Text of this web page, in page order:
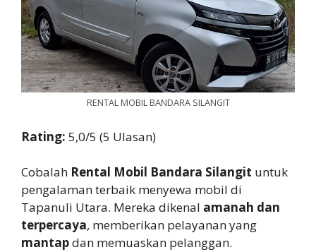
RENTAL MOBIL BANDARA SILANGIT
Rating: 5,0/5 (5 Ulasan)
Cobalah Rental Mobil Bandara Silangit untuk
pengalaman terbaik menyewa mobil di
Tapanuli Utara. Mereka dikenal amanah dan
terpercaya, memberikan pelayanan yang
mantapdan memuaskan pelanggan.